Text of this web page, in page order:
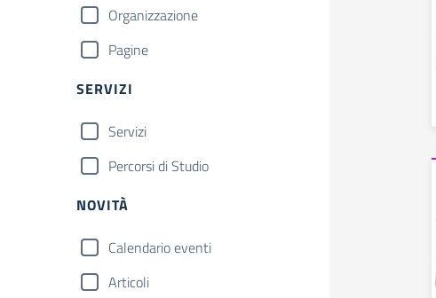
Organizzazione
Pagine
SERVIZI
Servizi
Percorsi di Studio
NOVITÀ
Calendario eventi
Articoli